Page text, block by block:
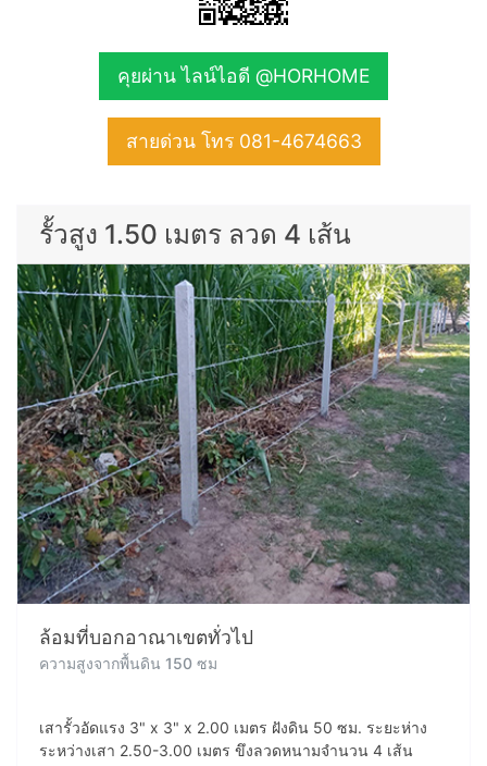
คุยผ่าน ไลน์ไอดี @HORHOME
สายด่วน โทร 081-4674663
รั้วสูง 1.50 เมตร ลวด 4 เส้น
ล้อมที่บอกอาณาเขตทั่วไป
ความสูงจากพื้นดิน 150 ซม
เสารั้วอัดแรง 3" x 3" x 2.00 เมตร ฝังดิน 50 ซม. ระยะห่าง
ระหว่างเสา 2.50-3.00 เมตร ขึงลวดหนามจำนวน 4 เส้น